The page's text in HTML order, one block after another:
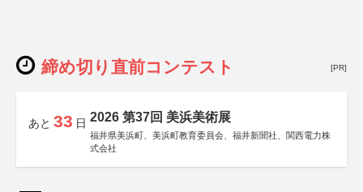
締め切り直前コンテスト [PR]
あと 33 日 2026 第37回 美浜美術展
福井県美浜町、美浜町教育委員会、福井新聞社、関西電力株
式会社